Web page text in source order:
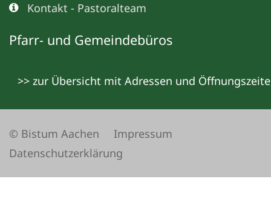
Kontakt - Pastoralteam
Pfarr- und Gemeindebüros
>> zur Übersicht mit Adressen und
© Bistum Aachen
Impressum
Datenschutzerklärung